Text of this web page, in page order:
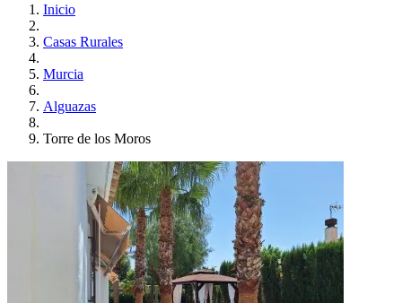
Inicio
Casas Rurales
Murcia
Alguazas
Torre de los Moros